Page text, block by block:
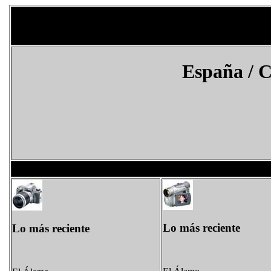
España/
Lo más reciente Lo más reciente